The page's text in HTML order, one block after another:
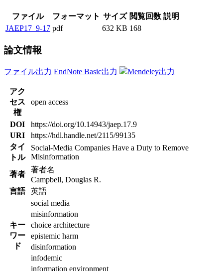
ファイル フォーマット サイズ 閲覧回数 説明
JAEP17_9-17 pdf 632 KB 168
論文情報
ファイル出力 EndNote Basic出力 Mendeley出力
アク
セス
権
open access
DOI
https://doi.org/10.14943/jaep.17.9
URI
https://hdl.handle.net/2115/99135
タイ
トル
Social-Media Companies Have a Duty to Remove
Misinformation
著者
著者名
Campbell, Douglas R.
言語
英語
キー
ワー
ド
social media
misinformation
choice architecture
epistemic harm
disinformation
infodemic
information environment